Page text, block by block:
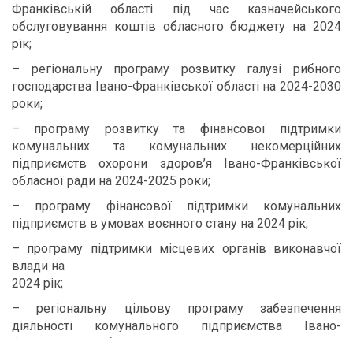
Франківській області під час казначейського
обслуговування коштів обласного бюджету на 2024
рік;
– регіональну програму розвитку галузі рибного
господарства Івано-Франківської області на 2024-2030
роки;
– програму розвитку та фінансової підтримки
комунальних та комунальних некомерційних
підприємств охорони здоров’я Івано-Франківської
обласної ради на 2024-2025 роки;
– програму фінансової підтримки комунальних
підприємств в умовах воєнного стану на 2024 рік;
– програму підтримки місцевих органів виконавчої
влади на
2024 рік;
– регіональну цільову програму забезпечення
діяльності комунального підприємства Івано-